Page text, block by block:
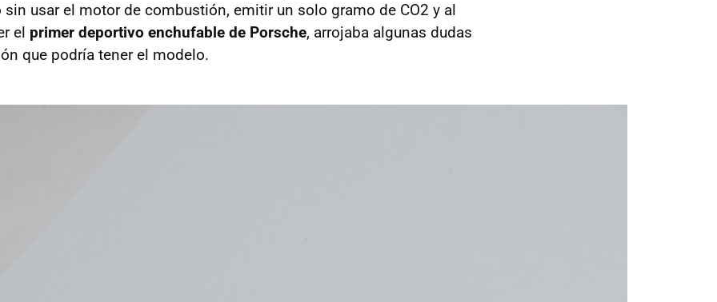
usar el motor de combustión, emitir un solo gramo de CO2 y al
el primer deportivo enchufable de Porsche, arrojaba algunas dudas
que podría tener el modelo.